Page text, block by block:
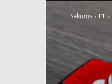
Sākums F1